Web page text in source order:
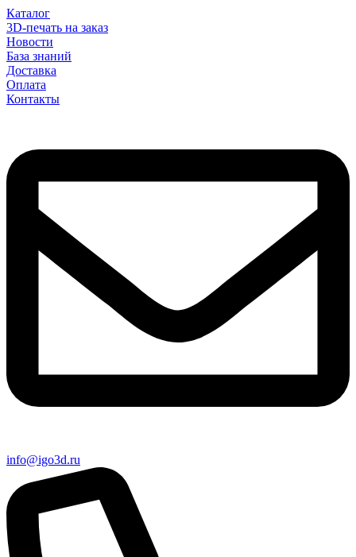
Каталог
3D-печать на заказ
Новости
База знаний
Доставка
Оплата
Контакты
info@igo3d.ru